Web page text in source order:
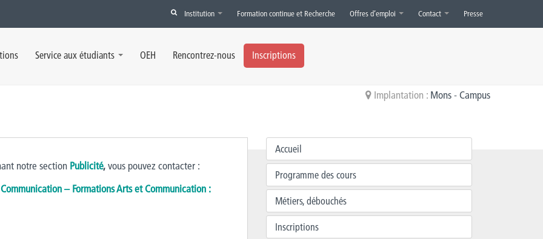
Institution Formation continue et Recherche Offres d’emploi Contact Presse
Service aux étudiants OEH Rencontrez-nous Inscriptions
Implantation : Mons - Campus
notre section Publicité,vous pouvez contacter :
– Formations Arts et Communication :
Accueil
Programme des cours
Métiers, débouchés
Inscriptions